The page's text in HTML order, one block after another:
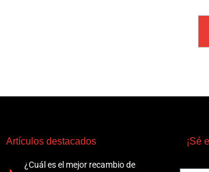
Artículos destacados
¿Cuál es el mejor recambio de
¡Sé